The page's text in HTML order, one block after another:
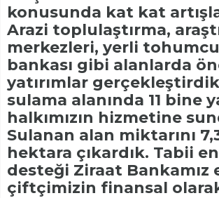
konusunda kat kat
Arazi toplulaştırma,
merkezleri, yerli
bankası gibi alanlarda
yatırımlar
sulama alanında 11 bine
halkımızın hizmetine
Sulanan alan miktarını
hektara çıkardık. Tabii
desteği Ziraat Bankamız
çiftçimizin finansal